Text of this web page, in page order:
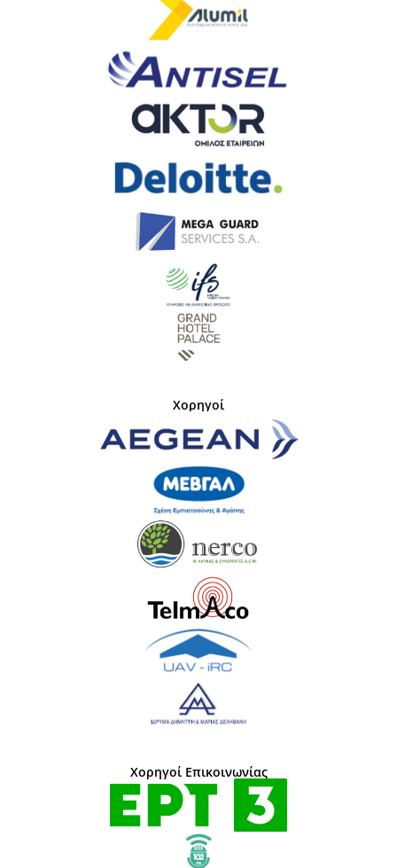
Χορηγοί
Χορηγοί Επικοινωνίας